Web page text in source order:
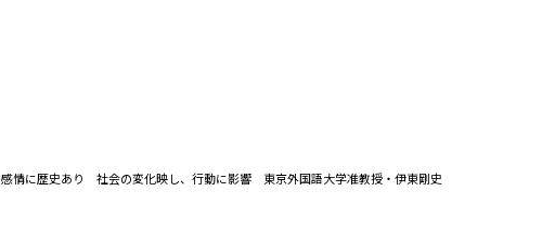
感情に歴史あり 社会の変化映し、行動に影響 東京外国語大学准教授・伊東剛史